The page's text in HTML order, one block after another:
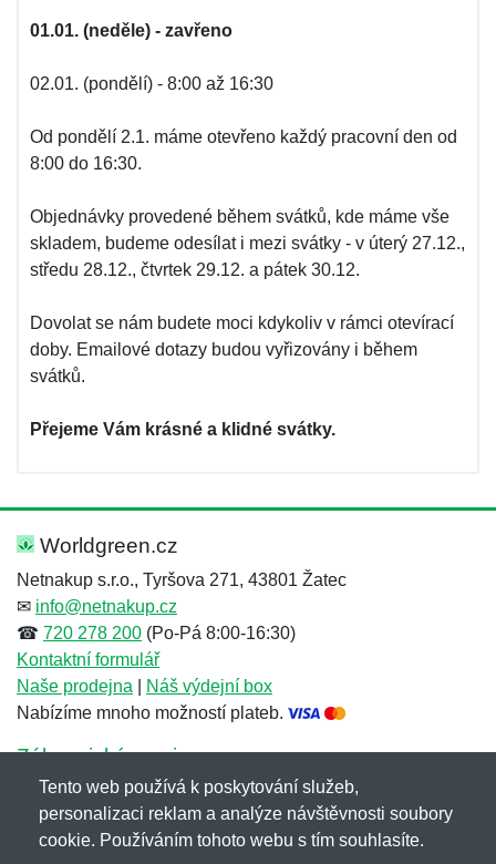
01.01. (neděle) - zavřeno
02.01. (pondělí) - 8:00 až 16:30
Od pondělí 2.1. máme otevřeno každý pracovní den od
8:00 do 16:30.
Objednávky provedené během svátků, kde máme vše
skladem, budeme odesílat i mezi svátky - v úterý 27.12.,
středu 28.12., čtvrtek 29.12. a pátek 30.12.
Dovolat se nám budete moci kdykoliv v rámci otevírací
doby. Emailové dotazy budou vyřizovány i během
svátků.
Přejeme Vám krásné a klidné svátky.
Worldgreen.cz
Netnakup s.r.o., Tyršova 271, 43801 Žatec
✉ info@netnakup.cz
☎ 720 278 200 (Po-Pá 8:00-16:30)
Kontaktní formulář
Naše prodejna
Náš výdejní box
Nabízíme mnoho možností plateb.
Zákaznický servis
Novinky emailem
Tento web používá k poskytování služeb,
personalizaci reklam a analýze návštěvnosti soubory
cookie. Používáním tohoto webu s tím souhlasíte.